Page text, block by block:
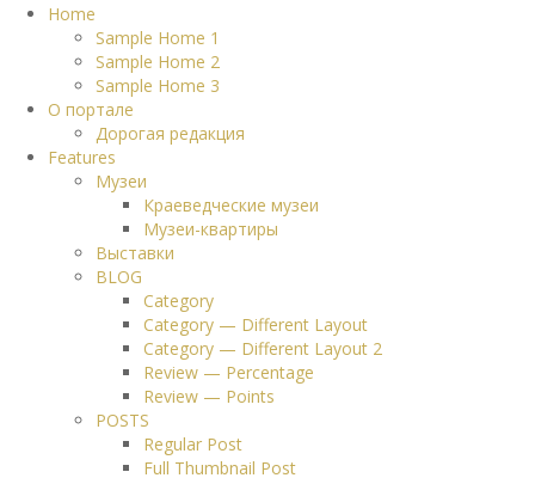
Home
Sample Home 1
Sample Home 2
Sample Home 3
О портале
Дорогая редакция
Features
Музеи
Краеведческие музеи
Музеи-квартиры
Выставки
BLOG
Category
Category — Different Layout
Category — Different Layout 2
Review — Percentage
Review — Points
POSTS
Regular Post
Full Thumbnail Post